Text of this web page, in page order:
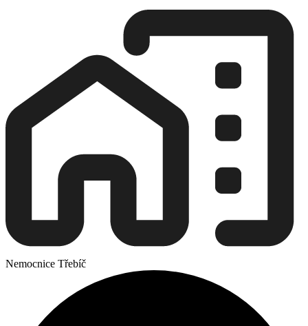
Nemocnice Třebíč